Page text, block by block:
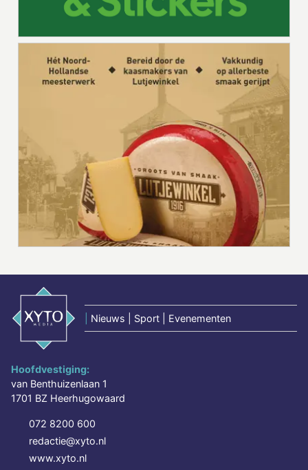
Nieuws | Sport | Evenementen
Hoofdvestiging:
van Benthuizenlaan 1
1701 BZ Heerhugowaard
072 8200 600
redactie@xyto.nl
www.xyto.nl